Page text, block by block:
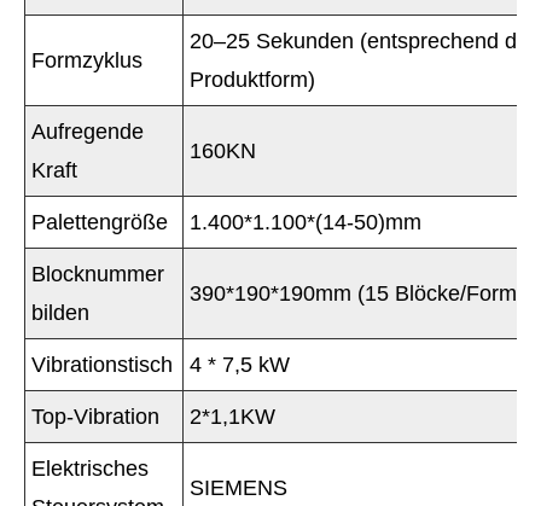
Formzyklus
20–25 Sekunden (entsprechend der
Produktform)
Aufregende
Kraft
160KN
Palettengröße 1.400*1.100*(14-50)mm
Blocknummer
bilden
390*190*190mm (15 Blöcke/Form)
Vibrationstisch 4 * 7,5 kW
Top-Vibration 2*1,1KW
Elektrisches
SIEMENS